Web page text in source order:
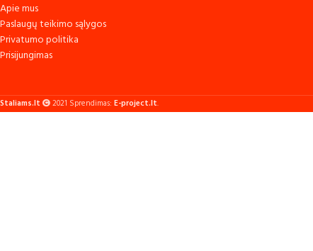
Apie mus
Paslaugų teikimo sąlygos
Privatumo politika
Prisijungimas
Staliams.lt 2021 Sprendimas: E-project.lt.